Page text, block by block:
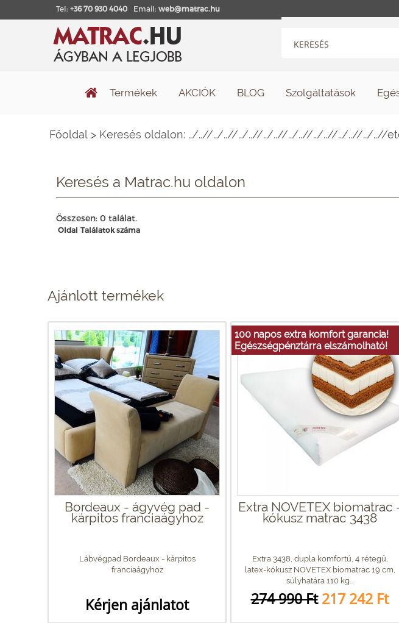
Tel: +36 70 930 4040 Email: web@matrac.hu
Termékek AKCIÓK BLOG Szolgáltatások
Főoldal > Keresés oldalon: ../..//../..//../..//../..//../..//../..//../..//../..//
Keresés a Matrac.hu oldalon
Összesen: 0 találat.
Oldal Találatok száma
Ajánlott termékek
Bordeaux - ágyvég pad -
kárpitos franciaágyhoz
Lábvégpad Bordeaux - kárpitos
franciaágyhoz
Kérjen ajánlatot
100 napos extra komfort garancia!
Egészségpénztárra elszámolható!
Extra NOVETEX biomatrac
kókusz matrac 3438
Extra 3438, dupla komfortú, 4 rétegű,
latex-kókusz NOVETEX biomatrac 19 cm,
súlyhatára 110 kg...
274 990 Ft 217 242 Ft